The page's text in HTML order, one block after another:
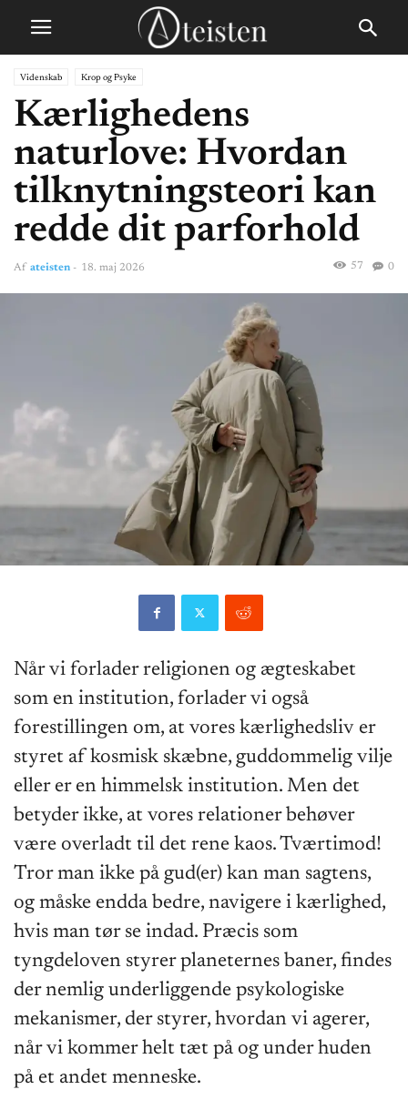
Videnskab Krop og Psyke
Kærlighedens
naturlove: Hvordan
tilknytningsteori kan
redde dit parforhold
Af ateisten - 18. maj 2026 0
57
Når vi forlader religionen og ægteskabet
som en institution, forlader vi også
forestillingen om, at vores kærlighedsliv er
styret af kosmisk skæbne, guddommelig vilje
eller er en himmelsk institution. Men det
betyder ikke, at vores relationer behøver
være overladt til det rene kaos. Tværtimod!
Tror man ikke på gud(er) kan man sagtens,
og måske endda bedre, navigere i kærlighed,
hvis man tør se indad. Præcis som
tyngdeloven styrer planeternes baner, findes
der nemlig underliggende psykologiske
mekanismer, der styrer, hvordan vi agerer,
når vi kommer helt tæt på og under huden
på et andet menneske.